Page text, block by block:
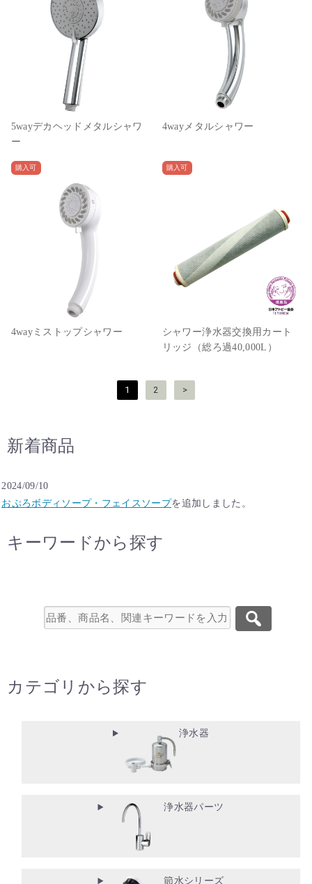
5wayデカヘッドメタルシャワ
ー
4wayメタルシャワー
購入可
4wayミストップシャワー
購入可
シャワー浄水器交換用カート
リッジ（総ろ過40,000L）
ー
送
り
1 2 >
新着商品
2024/09/10
おぷろボディソープ・フェイスソープを追加しました。
キーワードから探す
カテゴリから探す
浄水器
浄水器パーツ
節水シリーズ